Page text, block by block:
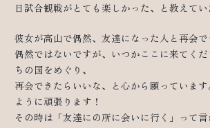
日試合観戦がとても楽しかった、と教えてい
彼女が高山で偶然、友達になった人と再会で
偶然ではないですが、いつかここに来てく
ちの国をめぐり、
再会できたらいいな、と心から願っていま
ように頑張ります！
その時は「友達にの所に会いに行く」って言